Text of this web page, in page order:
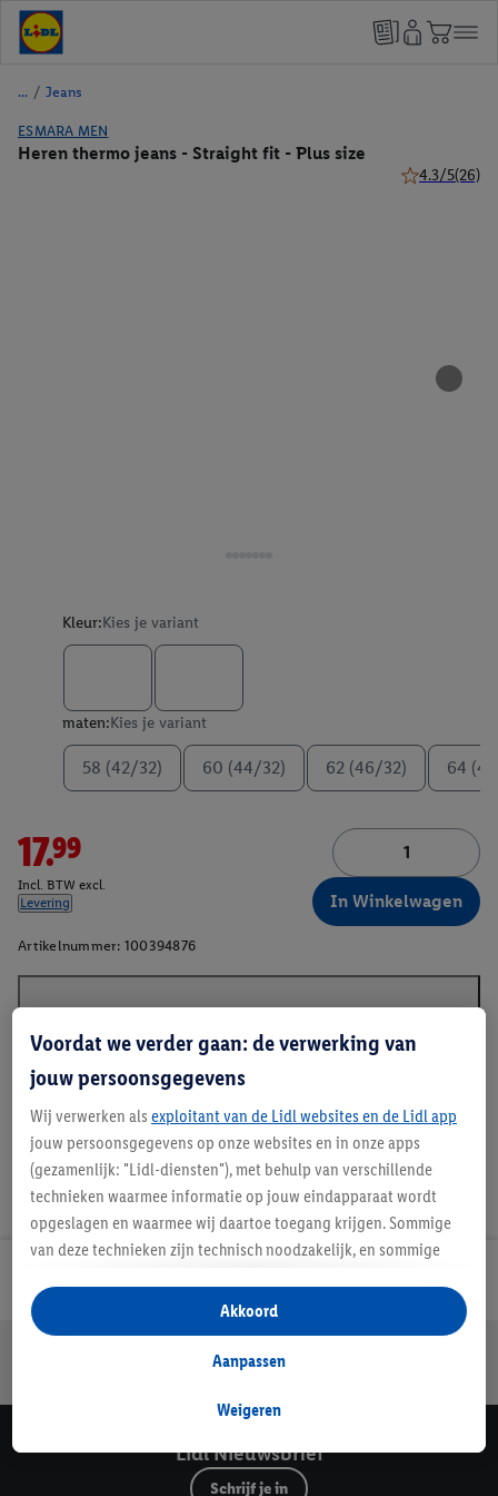
/ Jeans
ESMARA MEN
Heren thermo jeans - Straight fit - Plus size
4.3/5(26)
Kleur:Kies je variant
maten:Kies je variant
58 (42/32) 60 (44/32) 62 (46/32) 64
17.99
Incl. BTW excl.
Levering
In Winkelwagen
Artikelnummer: 100394876
Veilig winkelen
Lidl Nieuwsbrief
Schrijf je in
Voordat we verder gaan: de verwerking van
jouw persoonsgegevens
Wij verwerken als exploitant van de Lidl websites en de Lidl app
jouw persoonsgegevens op onze websites en in onze apps
(gezamenlijk: "Lidl-diensten"), met behulp van verschillende
technieken waarmee informatie op jouw eindapparaat wordt
opgeslagen en waarmee wij daartoe toegang krijgen. Sommige
van deze technieken zijn technisch noodzakelijk, en sommige
opslaan van voorkeursinstellingen, het verzamelen en
analyseren van statistieken of voor het tonen van
gepersonaliseerde reclame binnen en buiten de Lidl-diensten.
gegevens over jouw aankoopgedrag in de winkel ook voor de
Als je hier toestemming geeft aan ons voor het personaliseren
van reclame en als je vervolgens een Lidl Plus-account
Weigeren
Aanpassen
Akkoord